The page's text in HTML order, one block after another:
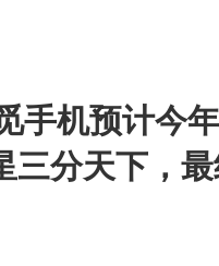
手机预计今
三分天下，